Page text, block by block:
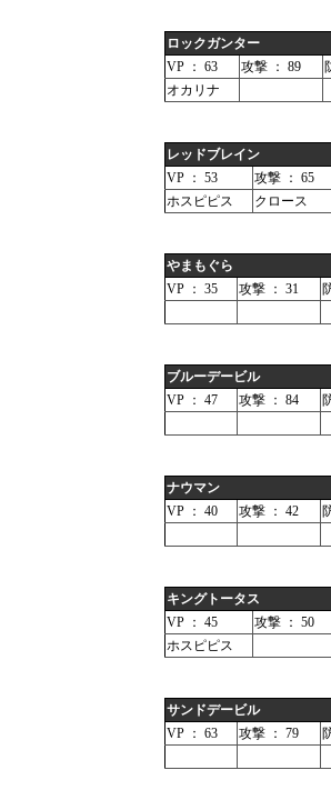
ロックガンター
VP ： 63
攻撃 ： 89
オカリナ
レッドブレイン
VP ： 53
攻撃 ： 65
ホスピピス
クロース
やまもぐら
VP ： 35
攻撃 ： 31
ブルーデービル
VP ： 47
攻撃 ： 84
ナウマン
VP ： 40
攻撃 ： 42
キングトータス
VP ： 45
攻撃 ： 50
ホスピピス
サンドデービル
VP ： 63
攻撃 ： 79